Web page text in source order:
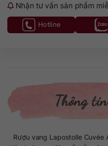
Nhận tư vấn sản phẩm
Hotline
Thông
Rượu vang Lapostolle Cuvée